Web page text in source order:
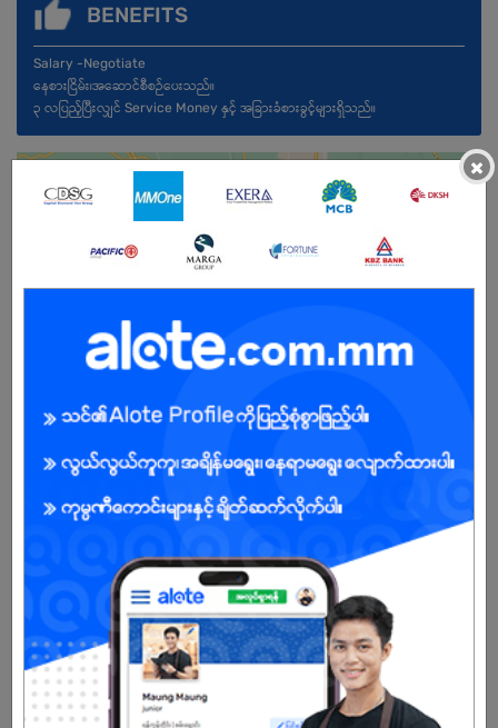
BENEFITS
Salary -Negotiate
နေစားငြိမ်း၊အဆောင်စီစဉ်ပေးသည်။
၃ လပြည့်ပြီးလျှင် Service Money နှင့် အခြားခံစားခွင့်များရှိသည်။
Open To : Male
Already Expired
Don't have an account?
REGISTER NOW!
×